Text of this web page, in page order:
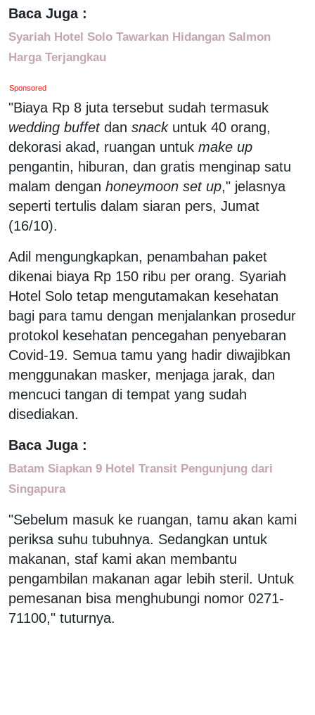
Baca Juga :
Syariah Hotel Solo Tawarkan Hidangan Salmon
Harga Terjangkau
Sponsored
"Biaya Rp 8 juta tersebut sudah termasuk
wedding buffetdan snackuntuk 40 orang,
dekorasi akad, ruangan untuk make up
pengantin, hiburan, dan gratis menginap satu
malam dengan honeymoon set up," jelasnya
seperti tertulis dalam siaran pers, Jumat
(16/10).
Adil mengungkapkan, penambahan paket
dikenai biaya Rp 150 ribu per orang. Syariah
Hotel Solo tetap mengutamakan kesehatan
bagi para tamu dengan menjalankan prosedur
protokol kesehatan pencegahan penyebaran
Covid-19. Semua tamu yang hadir diwajibkan
menggunakan masker, menjaga jarak, dan
mencuci tangan di tempat yang sudah
disediakan.
Baca Juga :
Batam Siapkan 9 Hotel Transit Pengunjung dari
Singapura
"Sebelum masuk ke ruangan, tamu akan kami
periksa suhu tubuhnya. Sedangkan untuk
makanan, staf kami akan membantu
pengambilan makanan agar lebih steril. Untuk
pemesanan bisa menghubungi nomor 0271-
71100," tuturnya.